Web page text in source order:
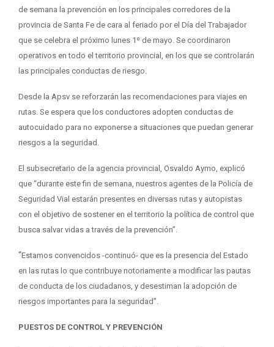
de semana la prevención en los principales corredores de la
provincia de Santa Fe de cara al feriado por el Día del Trabajador
que se celebra el próximo lunes 1º de mayo. Se coordinaron
operativos en todo el territorio provincial, en los que se controlarán
las principales conductas de riesgo.
Desde la Apsv se reforzarán las recomendaciones para viajes en
rutas. Se espera que los conductores adopten conductas de
autocuidado para no exponerse a situaciones que puedan generar
riesgos a la seguridad.
El subsecretario de la agencia provincial, Osvaldo Aymo, explicó
que “durante este fin de semana, nuestros agentes de la Policía de
Seguridad Vial estarán presentes en diversas rutas y autopistas
con el objetivo de sostener en el territorio la política de control que
busca salvar vidas a través de la prevención”.
“Estamos convencidos -continuó- que es la presencia del Estado
en las rutas lo que contribuye notoriamente a modificar las pautas
de conducta de los ciudadanos, y desestiman la adopción de
riesgos importantes para la seguridad”.
PUESTOS DE CONTROL Y PREVENCIÓN